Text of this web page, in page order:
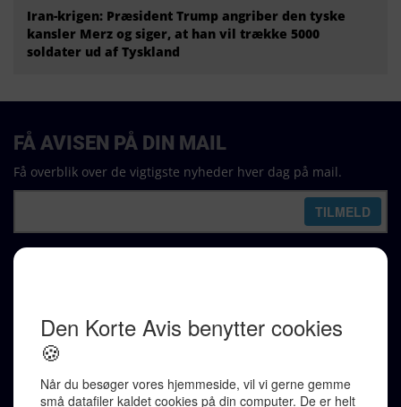
Iran-krigen: Præsident Trump angriber den tyske
kansler Merz og siger, at han vil trække 5000
soldater ud af Tyskland
Karen Jespersen
Redaktionen kontaktes via mail til
redaktion@denkorteavis.dk
Telefonsvarer 20 30 10 96
Von Ostensgade 22, 2791 Dragør
FÅ AVISEN PÅ DIN MAIL
Få overblik over de vigtigste nyheder hver dag på mail.